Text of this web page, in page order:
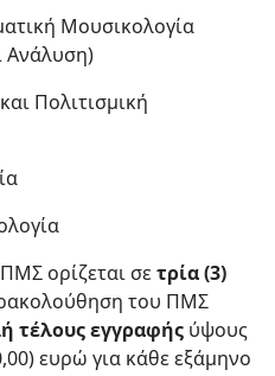
Μουσικολογία
Ανάλυση)
Πολιτισμική
ορίζεται σετρία (3)
του ΠΜΣ
τέλους εγγραφής ύψους
ευρώ για κάθε εξάμηνο